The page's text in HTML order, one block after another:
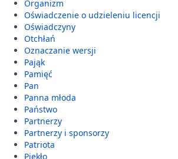
Organizm
Oświadczenie o udzieleniu licencji
Oświadczyny
Otchłań
Oznaczanie wersji
Pająk
Pamięć
Pan
Panna młoda
Państwo
Partnerzy
Partnerzy i sponsorzy
Patriota
Piekło